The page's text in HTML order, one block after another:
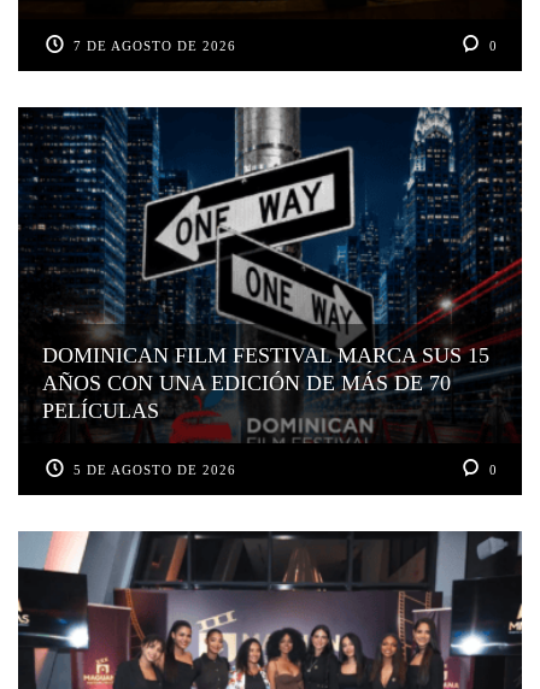
7 DE AGOSTO DE 2026 0
DOMINICAN FILM FESTIVAL MARCA SUS 15
AÑOS CON UNA EDICIÓN DE MÁS DE 70
PELÍCULAS
5 DE AGOSTO DE 2026 0